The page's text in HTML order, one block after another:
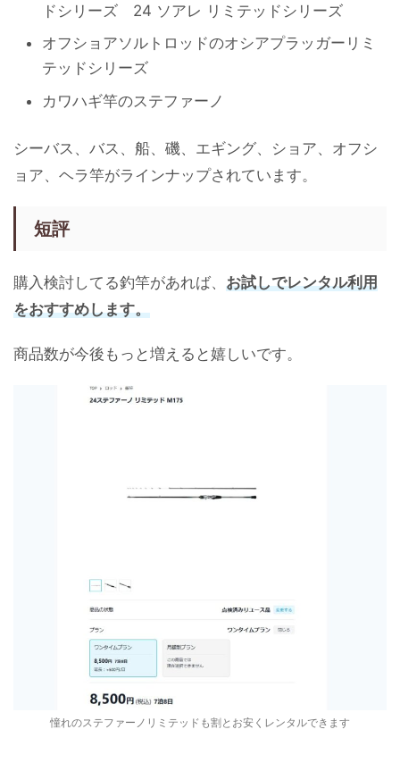
ドシリーズ 24 ソアレ リミテッドシリーズ
オフショアソルトロッドのオシアプラッガーリミ
テッドシリーズ
カワハギ竿のステファーノ
シーバス、バス、船、磯、エギング、ショア、オフシ
ョア、ヘラ竿がラインナップされています。
短評
購入検討してる釣竿があれば、 お試しでレンタル利用
をおすすめします。
商品数が今後もっと増えると嬉しいです。
憧れのステファーノリミテッドも割とお安くレンタルできます